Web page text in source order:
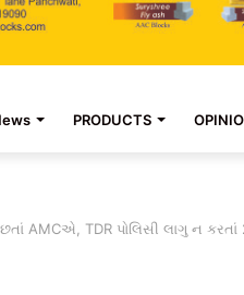
PRODUCTS
AMCએ, TDR પોલિસી લાગુ ન